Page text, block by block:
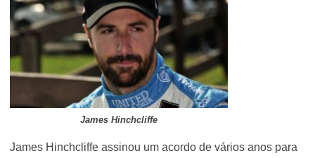
James Hinchcliffe
James Hinchcliffe assinou um acordo de vários anos para